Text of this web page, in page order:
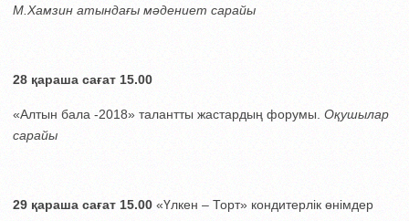
М.Хамзин атындағы мәдениет сарайы
28 қараша сағат 15.00
«Алтын бала -2018» талантты жастардың форумы. Оқушылар
сарайы
29 қараша сағат 15.00 «Үлкен – Торт» кондитерлік өнімдер